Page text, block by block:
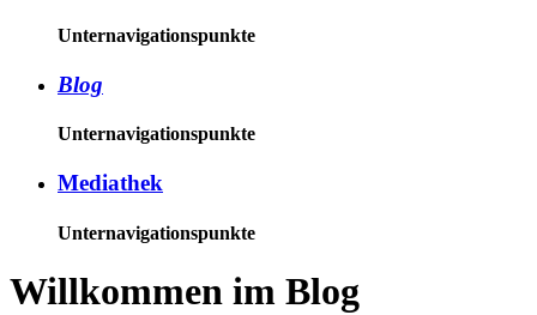
Unternavigationspunkte
Blog
Unternavigationspunkte
Mediathek
Unternavigationspunkte
Willkommen im Blog